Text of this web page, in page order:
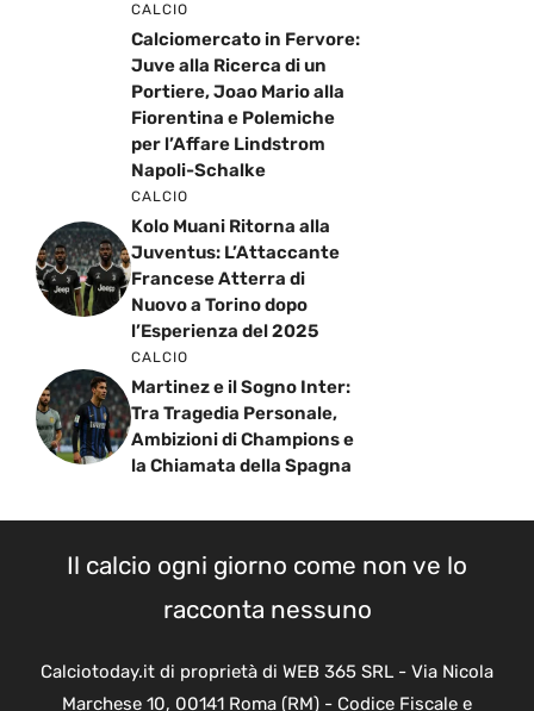
CALCIO
Calciomercato in Fervore:
Juve alla Ricerca di un
Portiere, Joao Mario alla
Fiorentina e Polemiche
per l’Affare Lindstrom
Napoli-Schalke
CALCIO
Kolo Muani Ritorna alla
Juventus: L’Attaccante
Francese Atterra di
Nuovo a Torino dopo
l’Esperienza del 2025
CALCIO
Martinez e il Sogno Inter:
Tra Tragedia Personale,
Ambizioni di Champions e
la Chiamata della Spagna
Il calcio ogni giorno come non ve lo
racconta nessuno
Calciotoday.it di proprietà di WEB 365 SRL - Via Nicola
Marchese 10, 00141 Roma (RM) - Codice Fiscale e